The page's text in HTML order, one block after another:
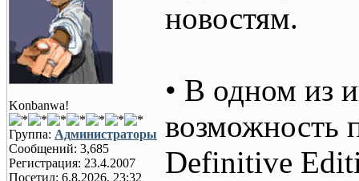
Konbanwa!
Группа: Администраторы
Сообщений: 3,685
Регистрация: 23.4.2007
Посетил: 6.8.2026, 23:32
новостям.
• В одном из
возможность
Definitive